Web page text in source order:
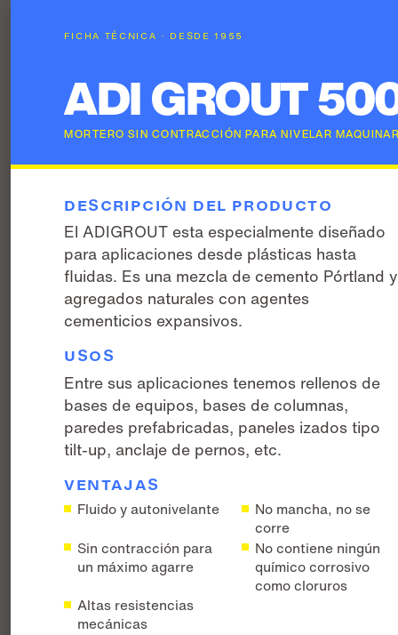
FICHA TÉCNICA · DESDE 1955
ADI GROUT
MORTERO SIN CONTRACCIÓN PARA NIVELAR
DESCRIPCIÓN DEL PRODUCTO
El ADIGROUT esta especialmente diseñado
para aplicaciones desde plásticas hasta
fluidas. Es una mezcla de cemento Pórtland y
agregados naturales con agentes
cementicios expansivos.
USOS
Entre sus aplicaciones tenemos rellenos de
bases de equipos, bases de columnas,
paredes prefabricadas, paneles izados tipo
tilt-up, anclaje de pernos, etc.
VENTAJAS
Fluido y autonivelante
No mancha, no se
corre
Sin contracción para
un máximo agarre
No contiene ningún
químico corrosivo
como cloruros
Altas resistencias
mecánicas